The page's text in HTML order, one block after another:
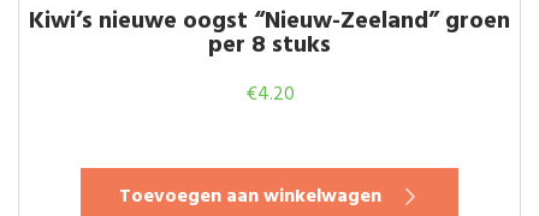
Kiwi’s nieuwe oogst “Nieuw-Zeeland” groen
per 8 stuks
€4.20
Toevoegen aan winkelwagen